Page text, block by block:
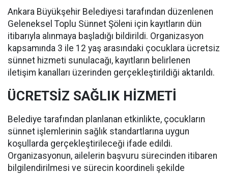
Ankara Büyükşehir Belediyesi tarafından düzenlenen
Geleneksel Toplu Sünnet Şöleni için kayıtların dün
itibarıyla alınmaya başladığı bildirildi. Organizasyon
kapsamında 3 ile 12 yaş arasındaki çocuklara ücretsiz
sünnet hizmeti sunulacağı, kayıtların belirlenen
iletişim kanalları üzerinden gerçekleştirildiği aktarıldı.
ÜCRETSİZ SAĞLIK HİZMETİ
Belediye tarafından planlanan etkinlikte, çocukların
sünnet işlemlerinin sağlık standartlarına uygun
koşullarda gerçekleştirileceği ifade edildi.
Organizasyonun, ailelerin başvuru sürecinden itibaren
bilgilendirilmesi ve sürecin koordineli şekilde